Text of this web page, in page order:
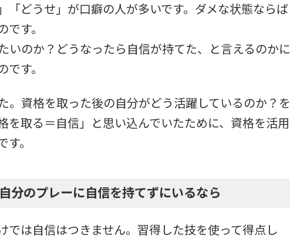
「どうせ」が口癖の人が多いです。ダメな状態ならば
です。
いのか？どうなったら自信が持てた、と言えるのかに
です。
。資格を取った後の自分がどう活躍しているのか？を
を取る＝自信」と思い込んでいたために、資格を活用
す。
分のプレーに自信を持てずにいるなら
では自信はつきません。習得した技を使って得点し